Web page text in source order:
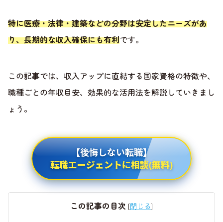
特に医療・法律・建築などの分野は安定したニーズがあ
り、長期的な収入確保にも有利です。
この記事では、収入アップに直結する国家資格の特徴や、
職種ごとの年収目安、効果的な活用法を解説していきまし
ょう。
【後悔しない転職】
転職エージェントに相談(無料)
この記事の目次 [閉じる]